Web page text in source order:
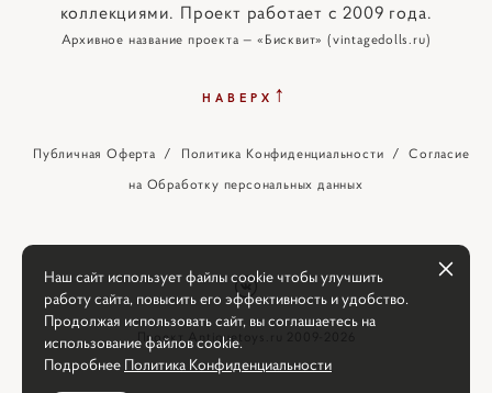
коллекциями. Проект работает с 2009 года.
Архивное название проекта — «Бисквит» (vintagedolls.ru)
НАВЕРХ ↑
Публичная Оферта / Политика Конфиденциальности /Согласие
на Обработку персональных данных
Проект Antiquetoys.ru 2009-2026
Наш сайт использует файлы cookie чтобы улучшить
работу сайта, повысить его эффективность и удобство.
Продолжая использовать сайт, вы соглашаетесь на
использование файлов cookie.
Подробнее Политика Конфиденциальности